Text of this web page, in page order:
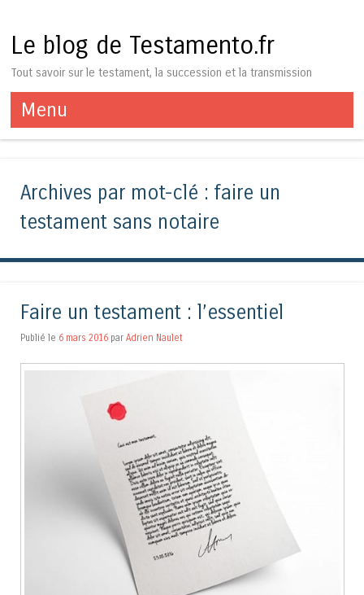
Le blog de Testamento.fr
Tout savoir sur le testament, la succession et la transmission
Menu
Aller au contenu
Archives par mot-clé : faire un
testament sans notaire
Faire un testament : l’essentiel
Publié le 6 mars 2016 par Adrien Naulet